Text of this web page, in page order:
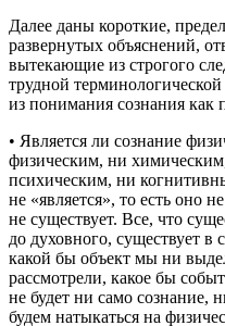
Далее даны короткие,
развернутых объяснений,
вытекающие из строгого
трудной
из понимания сознания как
• Является ли сознание
физическим, ни
психическим, ни
не «является», то есть оно
не существует. Все, что
до духовного, существует в
какой бы объект мы ни
рассмотрели, какое бы
не будет ни само сознание,
будем натыкаться на